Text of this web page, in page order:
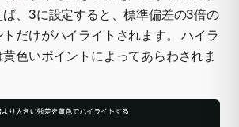
、3に設定すると、標準偏差の3倍の
だけがハイライトされます。 ハイラ
色いポイントによってあらわされま